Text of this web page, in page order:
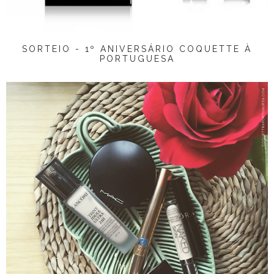
SORTEIO - 1º ANIVERSÁRIO COQUETTE À
PORTUGUESA